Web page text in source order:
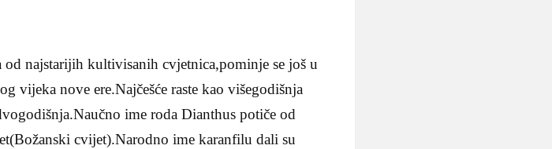
od najstarijih kultivisanih cvjetnica,pominje se još u
vijeka nove ere.Najčešće raste kao višegodišnja
ime roda Dianthus potiče od
cvijet).Narodno ime karanfilu dali su